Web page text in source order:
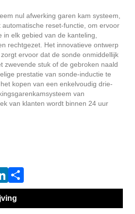
nul afwerking garen kam systeem,
reset-functie, om ervoor
elk gebied van de kanteling,
rechtgezet. Het innovatieve ontwerp
ervoor dat de sonde onmiddellijk
zwevende stuk of de gebroken naald
prestatie van sonde-inductie te
kopen van een enkelvoudig drie-
van
van klanten wordt binnen 24 uur